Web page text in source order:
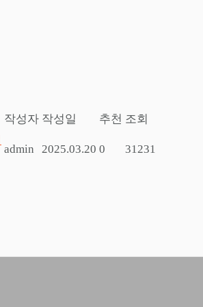
작성자 작성일 추천 조회
admin 2025.03.20 0 31231